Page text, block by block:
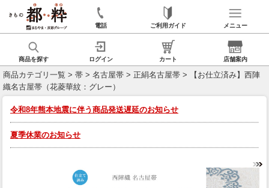
電話 ご利用ガイド メニュー
商品を探す ログイン カート 店舗案内
商品カテゴリ一覧 > 帯 > 名古屋帯 > 正絹名古屋帯 > 【お仕立済み】西陣
織名古屋帯（花菱華紋：グレー）
令和8年熊本地震に伴う商品発送遅延のお知らせ
夏季休業のお知らせ